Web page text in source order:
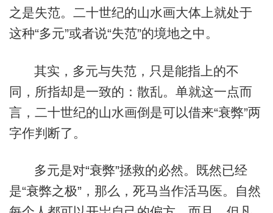
之是失范。二十世纪的山水画大体上就处于
这种“多元”或者说“失范”的境地之中。
其实，多元与失范，只是能指上的不
同，所指却是一致的：散乱。单就这一点而
言，二十世纪的山水画倒是可以借来“衰弊”两
字作判断了。
多元是对“衰弊”拯救的必然。既然已经
是“衰弊之极”，那么，死马当作活马医。自然